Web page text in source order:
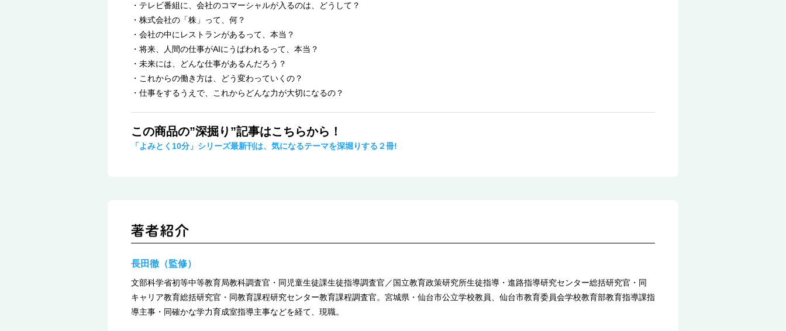
・テレビ番組に、会社のコマーシャルが入るのは、どうして？
・株式会社の「株」って、何？
・会社の中にレストランがあるって、本当？
・将来、人間の仕事がAIにうばわれるって、本当？
・未来には、どんな仕事があるんだろう？
・これからの働き方は、どう変わっていくの？
・仕事をするうえで、これからどんな力が大切になるの？
この商品の”深掘り”記事はこちらから！
「よみとく10分」シリーズ最新刊は、気になるテーマを深堀りする２冊!
長田徹（監修）
文部科学省初等中等教育局教科調査官・同児童生徒課生徒指導調査官／国立教育政策研究所生徒指導・進路指導研究センター総括研究官・同
キャリア教育総括研究官・同教育課程研究センター教育課程調査官。宮城県・仙台市公立学校教員、仙台市教育委員会学校教育部教育指導課指
導主事・同確かな学力育成室指導主事などを経て、現職。